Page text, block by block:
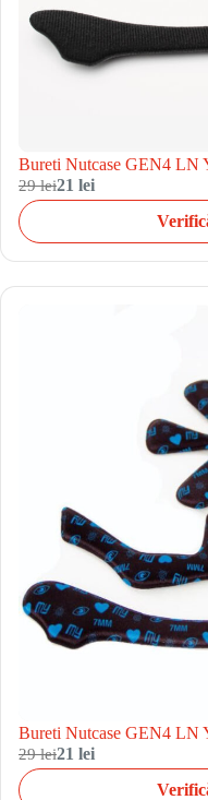
Bureti Nutcase GEN4 LN
29 lei21 lei
Bureti Nutcase GEN4 LN
29 lei21 lei